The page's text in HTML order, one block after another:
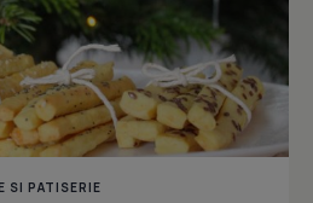
SI PATISERIE